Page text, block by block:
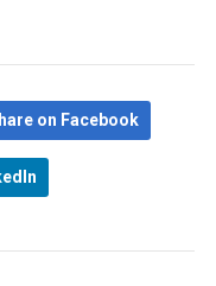
on Facebook